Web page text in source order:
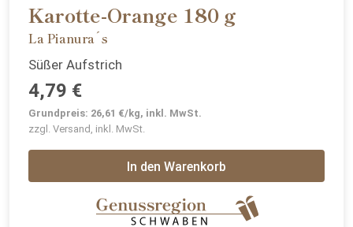
Karotte-Orange 180 g
La Pianura´s
Süßer Aufstrich
4,79 €
Grundpreis: 26,61 €/kg, inkl. MwSt.
zzgl. Versand, inkl. MwSt.
In den Warenkorb